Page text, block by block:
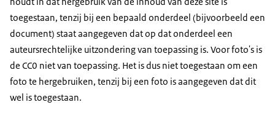
toegestaan, tenzij bij een bepaald onderdeel (bijvoorbeeld een
document) staat aangegeven dat op dat onderdeel een
auteursrechtelijke uitzondering van toepassing is. Voor foto's is
de CC0 niet van toepassing. Het is dus niet toegestaan om een
foto te hergebruiken, tenzij bij een foto is aangegeven dat dit
wel is toegestaan.